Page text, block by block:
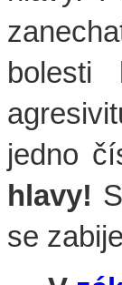
bolesti
jedno
hlavy!
se